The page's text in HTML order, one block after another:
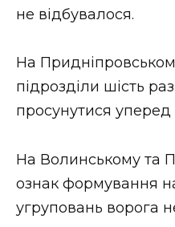
не відбувалося.
На
підрозділи шість
просунутися уперед
На Волинському та
ознак формування
угруповань ворога